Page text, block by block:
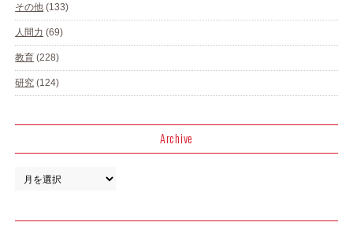
その他 (133)
人間力 (69)
教育 (228)
研究 (124)
Archive